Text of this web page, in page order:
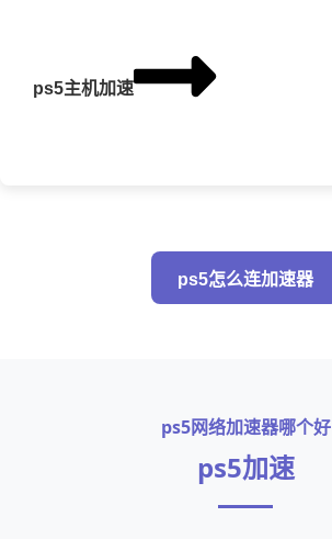
ps5主机加速
ps5怎么连加速器
ps5网络加速器哪个好
ps5加速